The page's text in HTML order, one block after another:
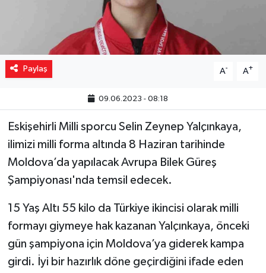
Paylaş A- A+
09.06.2023 - 08:18
Eskişehirli Milli sporcu Selin Zeynep Yalçınkaya,
ilimizi milli forma altında 8 Haziran tarihinde
Moldova’da yapılacak Avrupa Bilek Güreş
Şampiyonası'nda temsil edecek.
15 Yaş Altı 55 kilo da Türkiye ikincisi olarak milli
formayı giymeye hak kazanan Yalçınkaya, önceki
gün şampiyona için Moldova’ya giderek kampa
girdi. İyi bir hazırlık döne geçirdiğini ifade eden